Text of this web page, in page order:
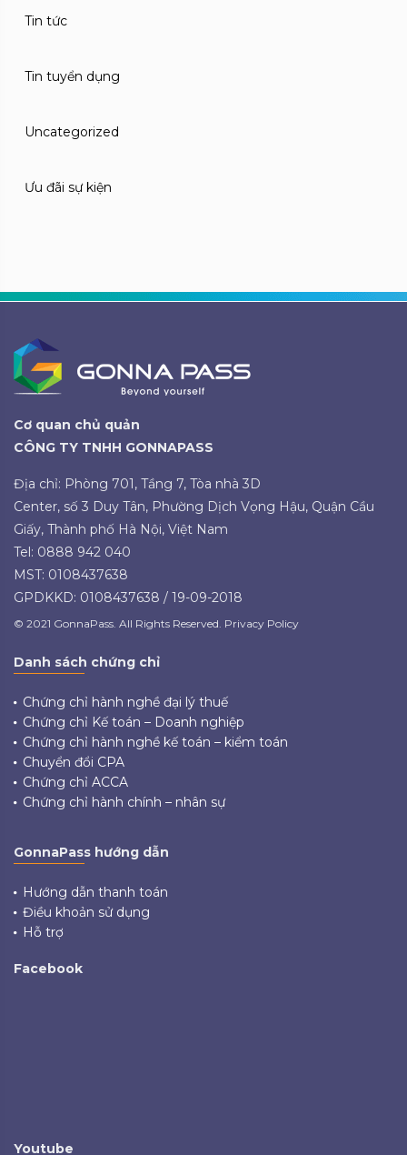
Tin tức
Tin tuyển dụng
Uncategorized
Ưu đãi sự kiện
Cơ quan chủ quản
CÔNG TY TNHH GONNAPASS
Địa chỉ: Phòng 701, Tầng 7, Tòa nhà 3D
Center, số 3 Duy Tân, Phường Dịch Vọng Hậu, Quận Cầu
Giấy, Thành phố Hà Nội, Việt Nam
Tel: 0888 942 040
MST: 0108437638
GPDKKD: 0108437638 / 19-09-2018
© 2021 GonnaPass. All Rights Reserved. Privacy Policy
Danh sách chứng chỉ
Chứng chỉ hành nghề đại lý thuế
Chứng chỉ Kế toán – Doanh nghiệp
Chứng chỉ hành nghề kế toán – kiểm toán
Chuyển đổi CPA
Chứng chỉ ACCA
Chứng chỉ hành chính – nhân sự
GonnaPass hướng dẫn
Hướng dẫn thanh toán
Điều khoản sử dụng
Hỗ trợ
Facebook
Youtube